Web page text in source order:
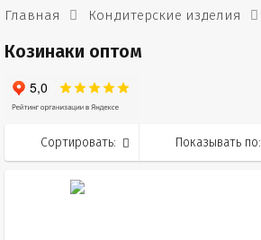
Главная Кондитерские изделия
Козинаки оптом
Сортировать: Показывать по: